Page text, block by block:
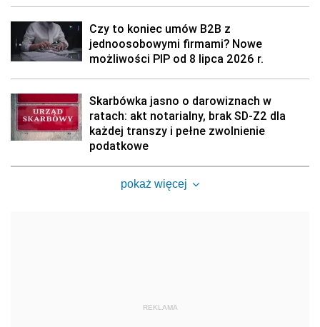
Czy to koniec umów B2B z
jednoosobowymi firmami? Nowe
możliwości PIP od 8 lipca 2026 r.
Skarbówka jasno o darowiznach w
ratach: akt notarialny, brak SD-Z2 dla
każdej transzy i pełne zwolnienie
podatkowe
pokaż więcej
REKLAMA